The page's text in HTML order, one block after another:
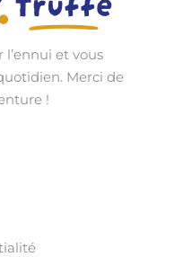
l’ennui et vous
Merci de
!